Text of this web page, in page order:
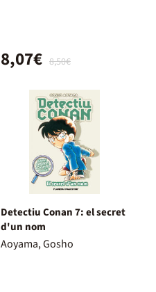
8,50€
8,07€
Detectiu Conan 7: el secret
d'un nom
Aoyama, Gosho